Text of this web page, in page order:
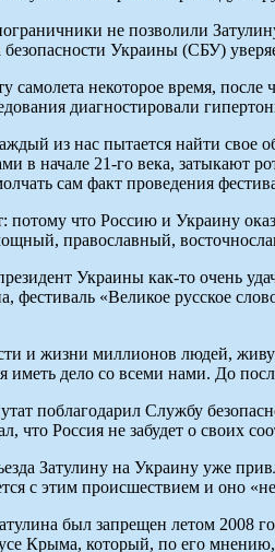
не позволили
Украины (СБУ)
самолета некоторое время,
диагностировали
из нас пытается найти свое
в начале 21-го века, затыкают
сам факт проведения
потому что Россию и Украину
православный,
Украины как-то очень
фестиваль «Великое русское
и жизни миллионов людей,
иметь дело со всеми нами. До
поблагодарил Службу
что Россия не забудет о своих
Затулину на Украину уже
с этим происшествием и оно
был запрещен летом 2008
Крыма, который, по его